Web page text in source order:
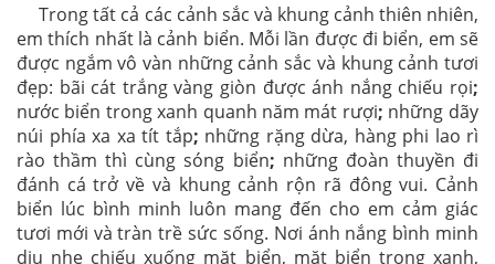
Trong tất cả các cảnh sắc và khung cảnh thiên nhiên,
em thích nhất là cảnh biển. Mỗi lần được đi biển, em sẽ
được ngắm vô vàn những cảnh sắc và khung cảnh tươi
đẹp: bãi cát trắng vàng giòn được ánh nắng chiếu rọi;
nước biển trong xanh quanh năm mát rượi; những dãy
núi phía xa xa tít tắp; những rặng dừa, hàng phi lao rì
rào thầm thì cùng sóng biển; những đoàn thuyền đi
đánh cá trở về và khung cảnh rộn rã đông vui. Cảnh
biển lúc bình minh luôn mang đến cho em cảm giác
tươi mới và tràn trề sức sống. Nơi ánh nắng bình minh
dịu nhẹ chiếu xuống mặt biển, mặt biển trong xanh,